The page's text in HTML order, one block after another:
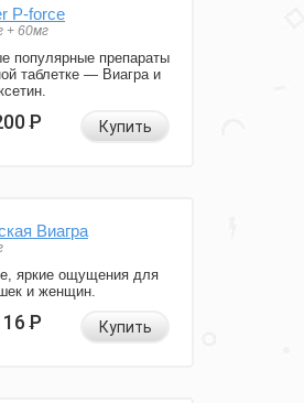
P-force
+ 60мг
популярные препараты
таблетке — Виагра и
Р Купить
Виагра
яркие ощущения для
и женщин.
Р Купить